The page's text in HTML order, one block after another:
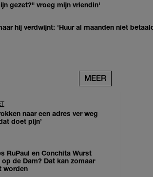
gezet?" vroeg mijn vriendin'
hij verdwijnt: 'Huur al maanden niet
MEER
naar een adres ver weg
doet pijn’
RuPaul en Conchita Wurst
de Dam? Dat kan zomaar
worden